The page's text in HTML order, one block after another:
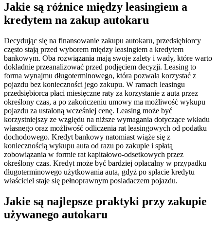
Jakie są różnice między leasingiem a
kredytem na zakup autokaru
Decydując się na finansowanie zakupu autokaru, przedsiębiorcy
często stają przed wyborem między leasingiem a kredytem
bankowym. Oba rozwiązania mają swoje zalety i wady, które warto
dokładnie przeanalizować przed podjęciem decyzji. Leasing to
forma wynajmu długoterminowego, która pozwala korzystać z
pojazdu bez konieczności jego zakupu. W ramach leasingu
przedsiębiorca płaci miesięczne raty za korzystanie z auta przez
określony czas, a po zakończeniu umowy ma możliwość wykupu
pojazdu za ustaloną wcześniej cenę. Leasing może być
korzystniejszy ze względu na niższe wymagania dotyczące wkładu
własnego oraz możliwość odliczenia rat leasingowych od podatku
dochodowego. Kredyt bankowy natomiast wiąże się z
koniecznością wykupu auta od razu po zakupie i spłatą
zobowiązania w formie rat kapitałowo-odsetkowych przez
określony czas. Kredyt może być bardziej opłacalny w przypadku
długoterminowego użytkowania auta, gdyż po spłacie kredytu
właściciel staje się pełnoprawnym posiadaczem pojazdu.
Jakie są najlepsze praktyki przy zakupie
używanego autokaru